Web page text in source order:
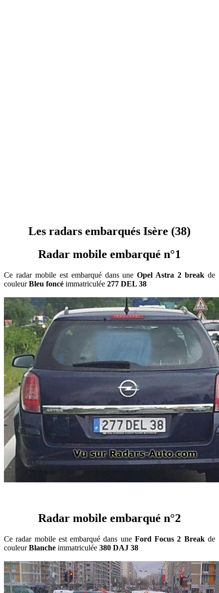
Les radars embarqués Isère (38)
Radar mobile embarqué n°1
Ce radar mobile est embarqué dans uneOpel Astra 2 break de
couleurBleu foncé immatriculée 277 DEL 38
Radar mobile embarqué n°2
Ce radar mobile est embarqué dans une Ford Focus 2 Breakde
couleurBlanche immatriculée 380 DAJ 38